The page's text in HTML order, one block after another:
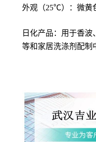
外观（25℃）：微黄
日化产品：用于香波
等和家居洗涤剂配制